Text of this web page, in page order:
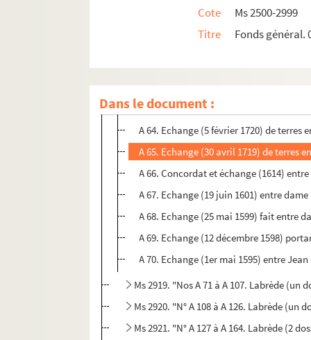
Cote
Ms 2500-2999
Titre
Fonds général.
Dans le document :
A 60. Deux échanges d'immeubles
A 61. Cinq échanges d'immeubles sis à
A 62. Extrait de deux échanges entre M.
A 63. Echange (11 janvier 1722) de
A 64. Echange (5 février 1720) de
A 65. Echange (30 avril 1719) de terres
A 66. Concordat et échange (1614)
A 67. Echange (19 juin 1601) entre
A 68. Echange (25 mai 1599) fait entre
A 69. Echange (12 décembre 1598)
A 70. Echange (1er mai 1595) entre
Ms 2919. "Nos A 71 à A 107. Labrède
Ms 2920. "N° A 108 à A 126. Labrède (un
Ms 2921. "N° A 127 à A 164. Labrède (2